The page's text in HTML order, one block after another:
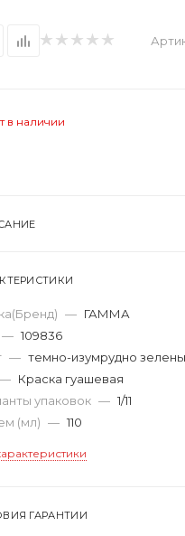
в наличии
— ГАММА
— 109836
— темно-изумрудно
— Краска гуашевая
упаковок — 1/11
(мл) — 110
ГАРАНТИИ